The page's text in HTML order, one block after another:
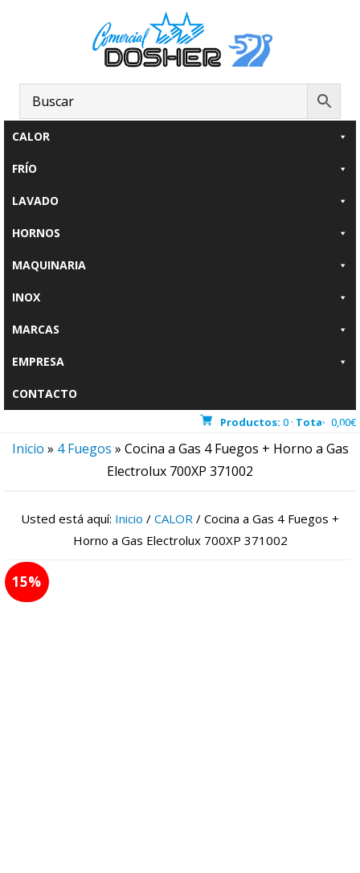
página
CALOR
FRÍO
LAVADO
HORNOS
MAQUINARIA
INOX
MARCAS
EMPRESA
CONTACTO
Productos: 0 · Total: 0,00€
Inicio » 4 Fuegos » Cocina a Gas 4 Fuegos + Horno a Gas
Electrolux 700XP 371002
Usted está aquí: Inicio / CALOR / Cocina a Gas 4 Fuegos +
Horno a Gas Electrolux 700XP 371002
15